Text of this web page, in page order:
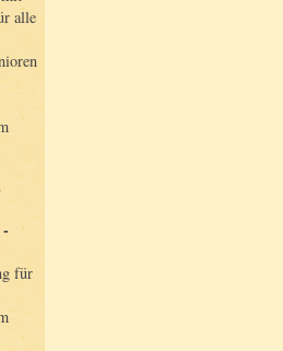
alle
für